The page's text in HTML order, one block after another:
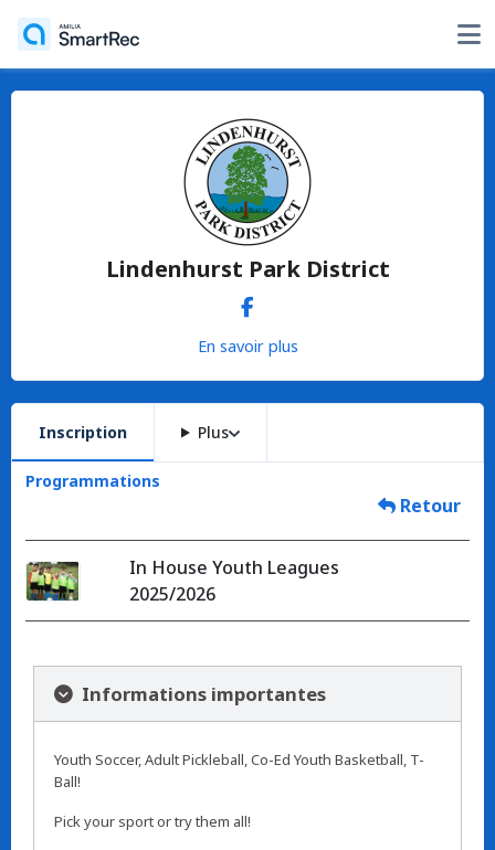
Lindenhurst Park District
En savoir plus
Inscription Plus
Programmations
Retour
In House Youth Leagues
2025/2026
Informations importantes
Youth Soccer, Adult Pickleball, Co-Ed Youth Basketball, T-
Ball!
Pick your sport or try them all!